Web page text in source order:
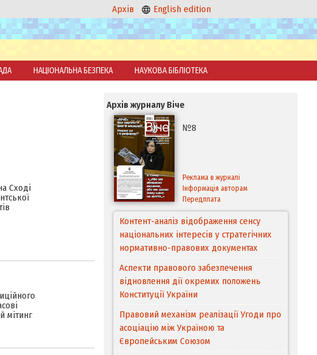
Архів English edition
НАЦІОНАЛЬНА БЕЗПЕКА НАУКОВА БІБЛІОТЕКА
Сході
мітинг
Архів журналу Віче
№8
Реклама в журналі
Інформація авторам
Передплата
Контент-аналіз відображення сенсу
національних інтересів у стратегічних
нормативно-правових документах
Аспекти правового забезпечення
відновлення дії окремих положень
Конституції України
Правовий механізм реалізації Угоди про
асоціацію між Україною та
Європейським Cоюзом